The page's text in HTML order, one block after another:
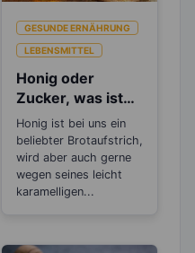
GESUNDE ERNÄHRUNG
LEBENSMITTEL
Honig oder
Zucker, was ist
gesünder?
Honig ist bei uns ein
beliebter Brotaufstrich,
wird aber auch gerne
wegen seines leicht
karamelligen...